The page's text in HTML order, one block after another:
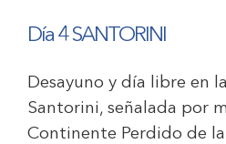
Día 4 SANTORINI
Desayuno y día libre en
Santorini, señalada por
Continente Perdido de